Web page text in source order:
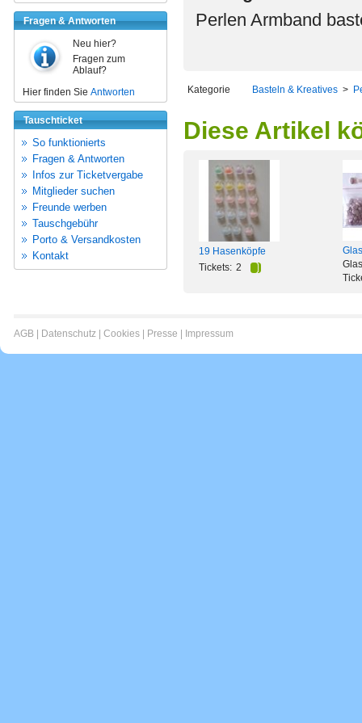
Fragen & Antworten
Neu hier?
Fragen zum
Ablauf?
Hier finden Sie Antworten
Tauschticket
So funktionierts
Fragen & Antworten
Infos zur Ticketvergabe
Mitglieder suchen
Freunde werben
Tauschgebühr
Porto & Versandkosten
Kontakt
Perlen Armband
Kategorie Basteln & Kreatives >
Diese Artikel
19 Hasenköpfe
Tickets: 2
AGB Datenschutz Cookies Presse Impressum